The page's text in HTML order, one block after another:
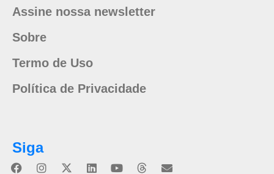
Assine nossa newsletter
Sobre
Termo de Uso
Política de Privacidade
Siga